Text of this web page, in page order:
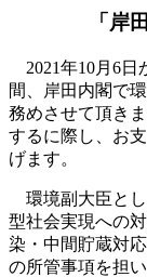
「岸
2021年10月6日
間、岸田内閣で
務めさせて頂き
するに際し、お
げます。
環境副大臣とし
型社会実現への
染・中間貯蔵対
の所管事項を担